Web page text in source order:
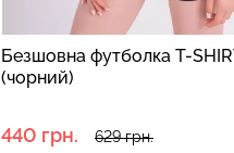
Безшовна футболка T-
(чорний)
440 грн. 629 грн.